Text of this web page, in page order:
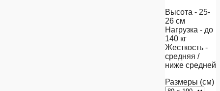
Высота - 25-
26 см
Нагрузка - до
140 кг
Жесткость -
средняя /
ниже средней
Размеры (см)